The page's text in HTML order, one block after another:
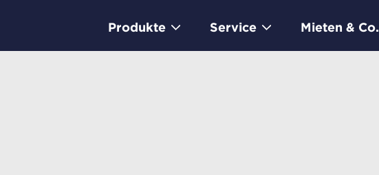
Produkte Service Mieten & Co.